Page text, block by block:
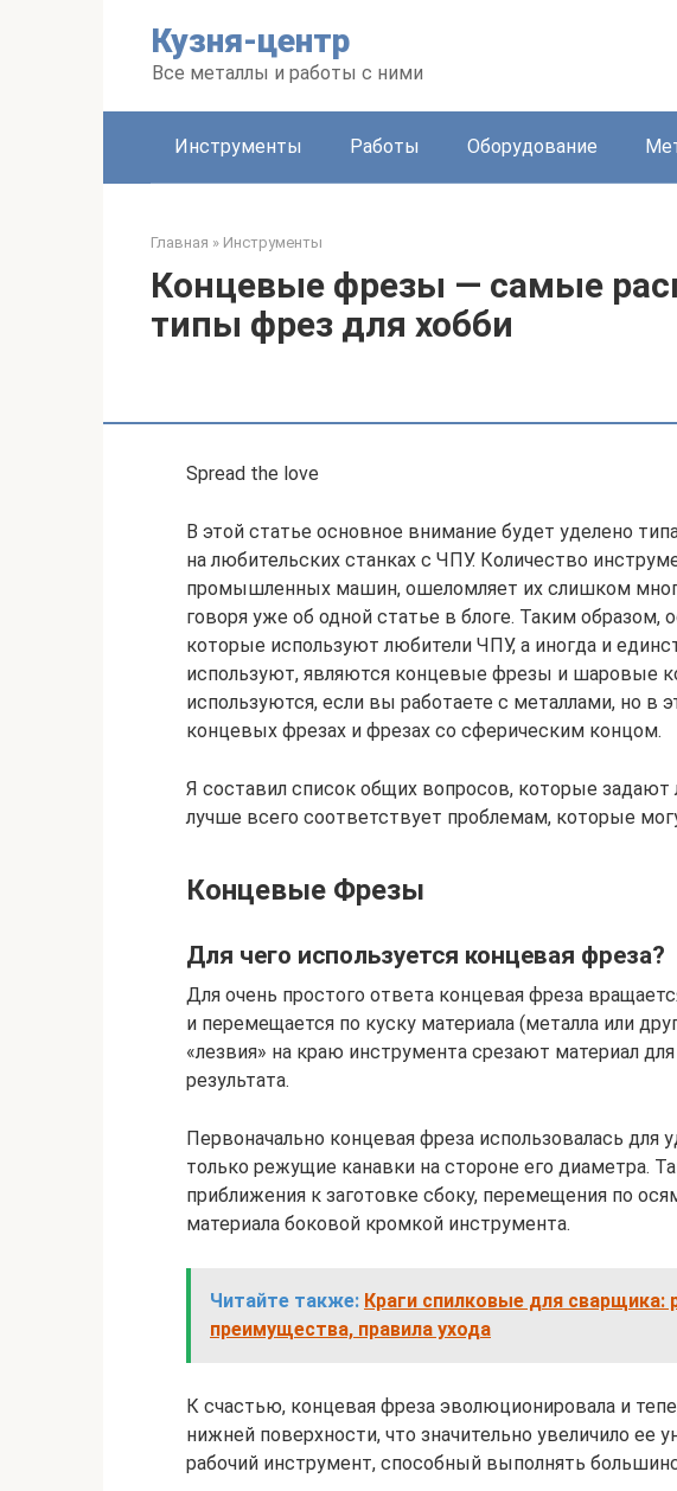
Кузня-центр
Все металлы и работы с ними
Инструменты Работы Оборудование
Главная » Инструменты
Концевые фрезы — самые
типы фрез для хобби
Spread the love
В этой статье основное внимание будет уделено
на любительских станках с ЧПУ. Количество
промышленных машин, ошеломляет их слишком
говоря уже об одной статье в блоге. Таким
которые используют любители ЧПУ, а иногда и
используют, являются концевые фрезы и шаровые
используются, если вы работаете с металлами, но в
концевых фрезах и фрезах со сферическим концом.
Я составил список общих вопросов, которые
лучше всего соответствует проблемам, которые
Концевые Фрезы
Для чего используется концевая фреза?
Для очень простого ответа концевая фреза
и перемещается по куску материала (металла или
«лезвия» на краю инструмента срезают материал
результата.
Первоначально концевая фреза использовалась для
только режущие канавки на стороне его диаметра.
приближения к заготовке сбоку, перемещения по
материала боковой кромкой инструмента.
Читайте также: Краги спилковые для сварщика:
преимущества, правила ухода
К счастью, концевая фреза эволюционировала и
нижней поверхности, что значительно увеличило ее
рабочий инструмент, способный выполнять